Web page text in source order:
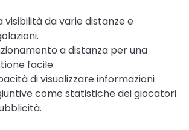
visibilità da varie distanze e
a distanza per una
facile.
di visualizzare informazioni
come statistiche dei giocatori